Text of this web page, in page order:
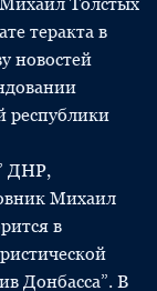
теракта в
новостей
республики
ДНР,
Михаил
в
Донбасса”. В